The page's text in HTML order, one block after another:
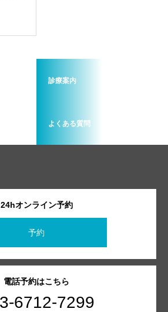
診療案内
よくある質問
24hオンライン予約
予約
電話予約はこちら
6712-7299